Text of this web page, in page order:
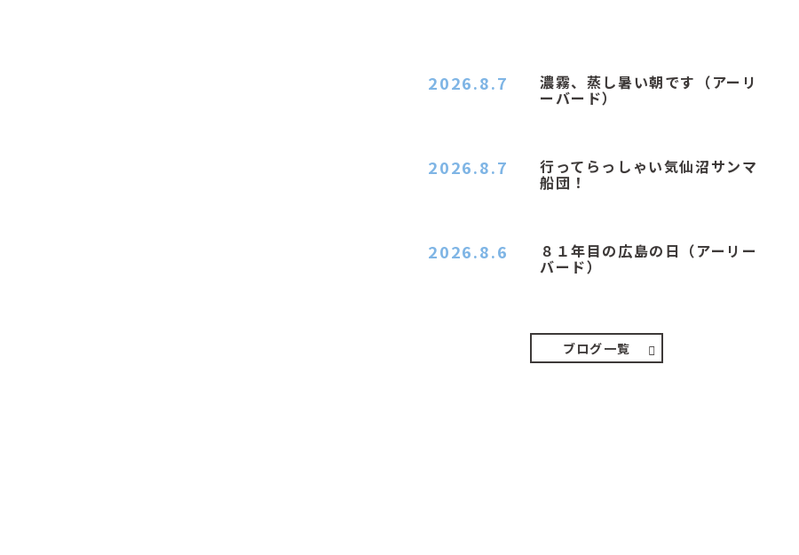
濃霧、蒸し暑い朝です（アーリ
ーバード）
2026.8.7
行ってらっしゃい気仙沼サンマ
船団！
2026.8.7
８１年目の広島の日（アーリー
バード）
2026.8.6
ブログ一覧